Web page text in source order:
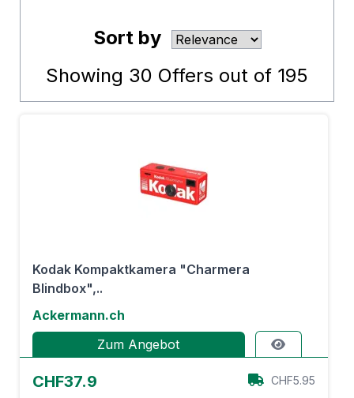
Sort by
Showing 30 Offers out of 195
Kodak Kompaktkamera "Charmera
Blindbox",..
Ackermann.ch
Zum Angebot
CHF37.9 CHF5.95